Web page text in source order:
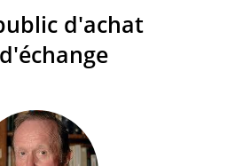
d'achat